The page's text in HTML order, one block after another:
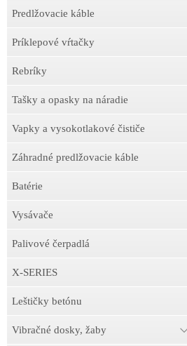
Predlžovacie káble
Príklepové vŕtačky
Rebríky
Tašky a opasky na náradie
Vapky a vysokotlakové čističe
Záhradné predlžovacie káble
Batérie
Vysávače
Palivové čerpadlá
X-SERIES
Leštičky betónu
Vibračné dosky, žaby